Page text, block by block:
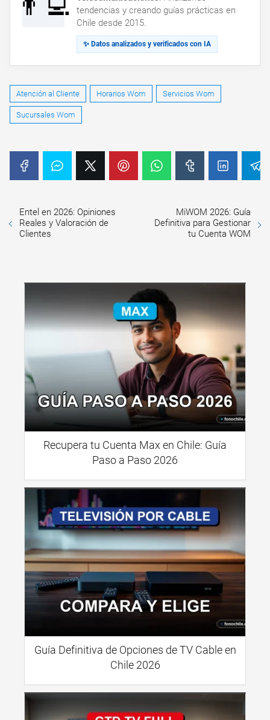
tendencias y creando guías prácticas en
Chile desde 2015.
✨ Datos analizados y verificados con IA
Atención al Cliente Horarios Wom Servicios Wom
Sucursales Wom
Entel en 2026: Opiniones
Reales y Valoración de
Clientes
MiWOM 2026: Guía
Definitiva para Gestionar
tu Cuenta WOM
Recupera tu Cuenta Max en Chile: Guía
Paso a Paso 2026
Guía Definitiva de Opciones de TV Cable en
Chile 2026